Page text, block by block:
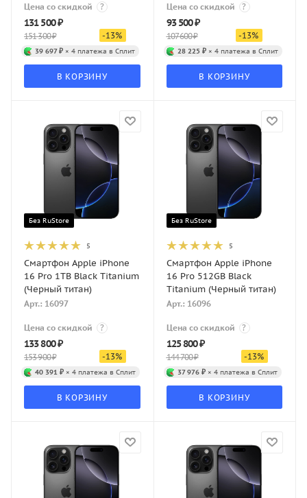
Цена со скидкой ?
131 500₽
151 300₽ -13%
39 697 ₽ × 4 платежа в Сплит
В КОРЗИНУ
Цена со скидкой ?
93 500₽
107 600₽ -13%
28 225 ₽× 4 платежа в Сплит
В КОРЗИНУ
Без RuStore
5
Смартфон Apple iPhone
16 Pro 1TB Black Titanium
(Черный титан)
Арт.: 16097
Цена со скидкой ?
133 800₽
153 900₽ -13%
40 391 ₽ × 4 платежа в Сплит
В КОРЗИНУ
Без RuStore
5
Смартфон Apple iPhone
16 Pro 512GB Black
Titanium (Черный титан)
Арт.: 16096
Цена со скидкой ?
125 800₽
144 700₽ -13%
37 976 ₽× 4 платежа в Сплит
В КОРЗИНУ